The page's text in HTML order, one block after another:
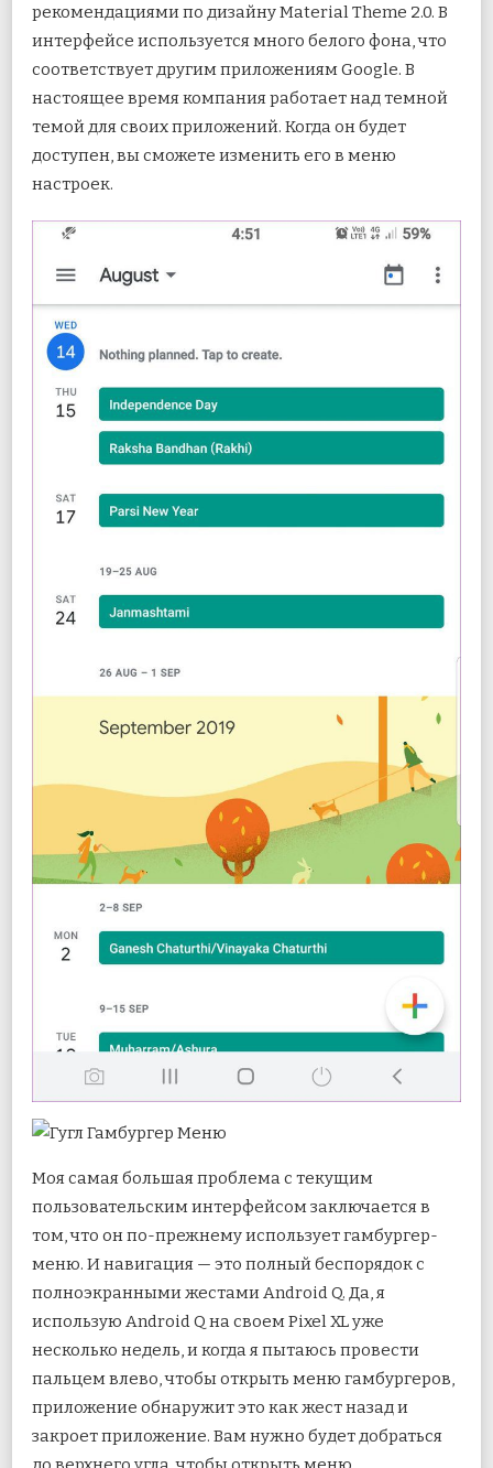
рекомендациями по дизайну Material Theme 2.0. В
интерфейсе используется много белого фона, что
соответствует другим приложениям Google. В
настоящее время компания работает над темной
темой для своих приложений. Когда он будет
доступен, вы сможете изменить его в меню
настроек.
Моя самая большая проблема с текущим
пользовательским интерфейсом заключается в
том, что он по-прежнему использует гамбургер-
меню. И навигация — это полный беспорядок с
полноэкранными жестами Android Q. Да, я
использую Android Q на своем Pixel XL уже
несколько недель, и когда я пытаюсь провести
пальцем влево, чтобы открыть меню гамбургеров,
приложение обнаружит это как жест назад и
закроет приложение. Вам нужно будет добраться